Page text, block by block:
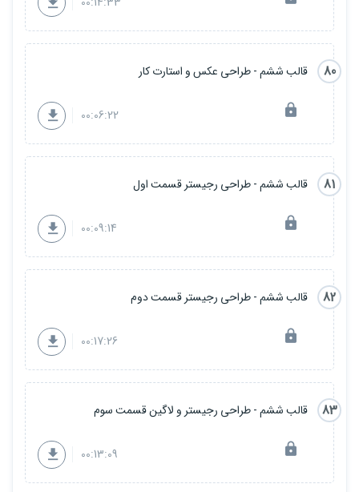
80 قالب ششم - طراحی عکس و استارت کار
00:06:22
81 قالب ششم - طراحی رجیستر قسمت اول
00:09:14
82 قالب ششم - طراحی رجیستر قسمت دوم
00:17:26
83 قالب ششم - طراحی رجیستر و لاگین قسمت سوم
00:13:09